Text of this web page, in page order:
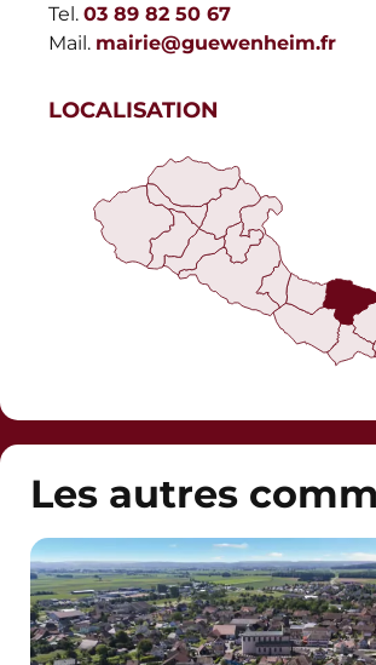
Tel. 03 89 82 50 67
Mail. mairie@guewenheim.fr
LOCALISATION
Les autres